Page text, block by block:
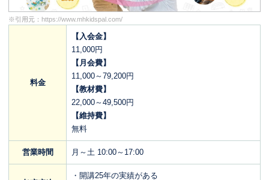
※引用元： https://www.mhkidspal.com/
料金
【入会金】
11,000円
【月会費】
11,000～79,200円
【教材費】
22,000～49,500円
【維持費】
無料
営業時間 月～土 10:00～17:00
・開講25年の実績がある